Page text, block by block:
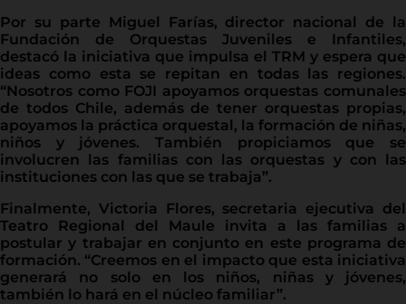
Por su parte Miguel Farías, director nacional de la
Fundación de Orquestas Juveniles e Infantiles,
destacó la iniciativa que impulsa el TRM y espera que
ideas como esta se repitan en todas las regiones.
“Nosotros como FOJI apoyamos orquestas comunales
de todos Chile, además de tener orquestas propias,
apoyamos la práctica orquestal, la formación de niñas,
niños y jóvenes. También propiciamos que se
involucren las familias con las orquestas y con las
instituciones con las que se trabaja”.
Finalmente, Victoria Flores, secretaria ejecutiva del
Teatro Regional del Maule invita a las familias a
postular y trabajar en conjunto en este programa de
formación. “Creemos en el impacto que esta iniciativa
generará no solo en los niños, niñas y jóvenes,
también lo hará en el núcleo familiar”.